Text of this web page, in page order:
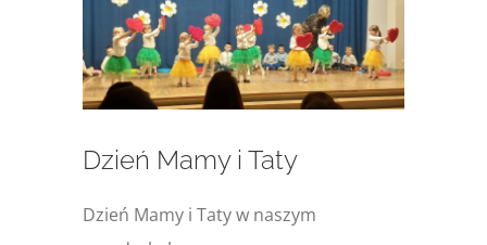
większy
obrazek
Dzień Mamy i Taty
Dzień Mamy i Taty w naszym